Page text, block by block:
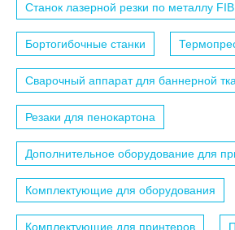
Станок лазерной резки по металлу
Бортогибочные станки
Сварочный аппарат для баннерной
Резаки для пенокартона
Дополнительное оборудование для
Комплектующие для оборудования
Комплектующие для принтеров